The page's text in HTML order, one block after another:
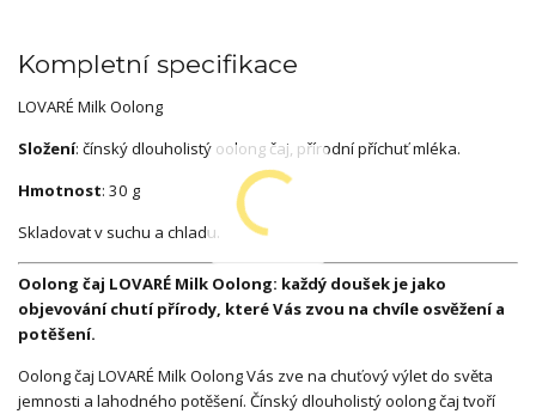
Kompletní specifikace
LOVARÉ Milk Oolong
Složení: čínský dlouholistý oolong čaj, přírodní příchuť mléka.
Hmotnost: 30 g
Skladovat v suchu a chladu.
Oolong čaj LOVARÉ Milk Oolong: každý doušek je jako
objevování chutí přírody, které Vás zvou na chvíle osvěžení a
potěšení.
Oolong čaj LOVARÉ Milk Oolong Vás zve na chuťový výlet do světa
jemnosti a lahodného potěšení. Čínský dlouholistý oolong čaj tvoří